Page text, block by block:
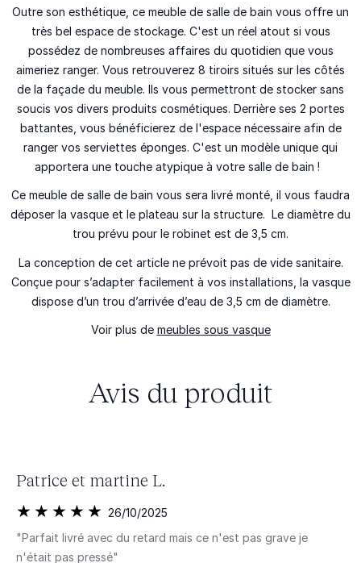
Outre son esthétique, ce meuble de salle de bain vous offre un
très bel espace de stockage. C'est un réel atout si vous
possédez de nombreuses affaires du quotidien que vous
aimeriez ranger. Vous retrouverez 8 tiroirs situés sur les côtés
de la façade du meuble. Ils vous permettront de stocker sans
soucis vos divers produits cosmétiques. Derrière ses 2 portes
battantes, vous bénéficierez de l'espace nécessaire afin de
ranger vos serviettes éponges. C'est un modèle unique qui
apportera une touche atypique à votre salle de bain !
Ce meuble de salle de bain vous sera livré monté , il vous faudra
déposer la vasque et le plateau sur la structure. Le diamètre du
trou prévu pour le robinet est de 3,5 cm.
La conception de cet article ne prévoit pas de vide sanitaire.
Conçue pour s’adapter facilement à vos installations, la vasque
dispose d’un trou d’arrivée d’eau de 3,5 cm de diamètre.
Voir plus de meubles sous vasque
Avis du produit
Patrice et martine L.
26/10/2025
"Parfait livré avec du retard mais ce n'est pas grave je
n'était pas pressé"